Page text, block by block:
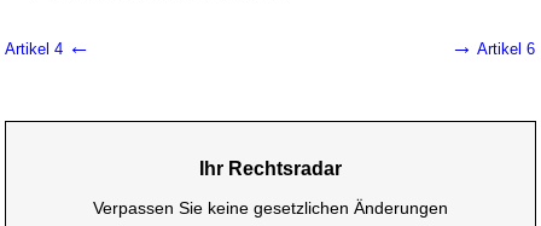
Artikel 4 ← → Artikel 6
Ihr Rechtsradar
Verpassen Sie keine gesetzlichen Änderungen